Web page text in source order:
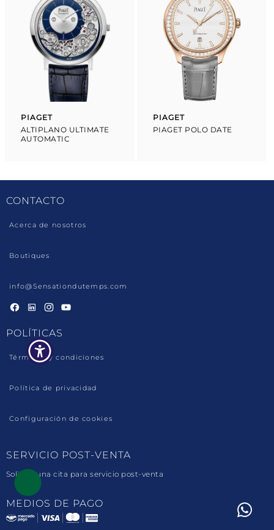
Proveedor:
PIAGET
ALTIPLANO ULTIMATE
AUTOMATIC
Proveedor:
PIAGET
PIAGET POLO DATE
CONTACTO
Acerca de nosotros
Boutiques
info@Sensationdutemps.com
FacebookLinkedinInstagramYouTube
POLÍTICAS
Términos y condiciones
Política de privacidad
Configuración de cookies
SERVICIO POST-VENTA
Solicite una cita para servicio post-venta
MEDIOS DE PAGO